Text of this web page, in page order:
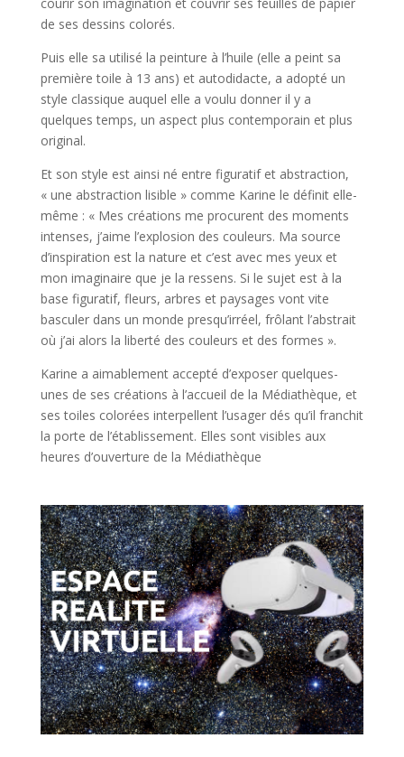
de ses dessins colorés.
Puis elle sa utilisé la peinture à l’huile (elle a peint sa
première toile à 13 ans) et autodidacte, a adopté un
style classique auquel elle a voulu donner il y a
quelques temps, un aspect plus contemporain et plus
original.
Et son style est ainsi né entre figuratif et abstraction,
« une abstraction lisible » comme Karine le définit elle-
même : « Mes créations me procurent des moments
intenses, j’aime l’explosion des couleurs. Ma source
d’inspiration est la nature et c’est avec mes yeux et
mon imaginaire que je la ressens. Si le sujet est à la
base figuratif, fleurs, arbres et paysages vont vite
basculer dans un monde presqu’irréel, frôlant l’abstrait
où j’ai alors la liberté des couleurs et des formes ».
Karine a aimablement accepté d’exposer quelques-
unes de ses créations à l’accueil de la Médiathèque, et
ses toiles colorées interpellent l’usager dés qu’il franchit
la porte de l’établissement. Elles sont visibles aux
heures d’ouverture de la Médiathèque